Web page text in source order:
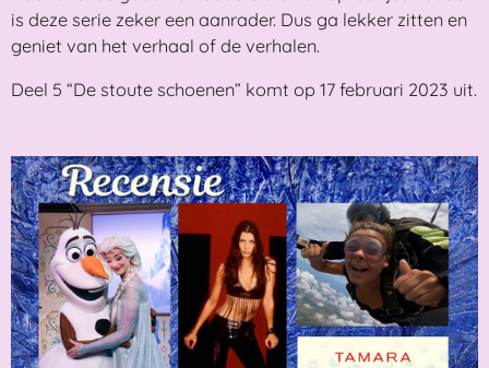
is deze serie zeker een aanrader. Dus ga lekker zitten en
geniet van het verhaal of de verhalen.
Deel 5 “De stoute schoenen” komt op 17 februari 2023 uit.